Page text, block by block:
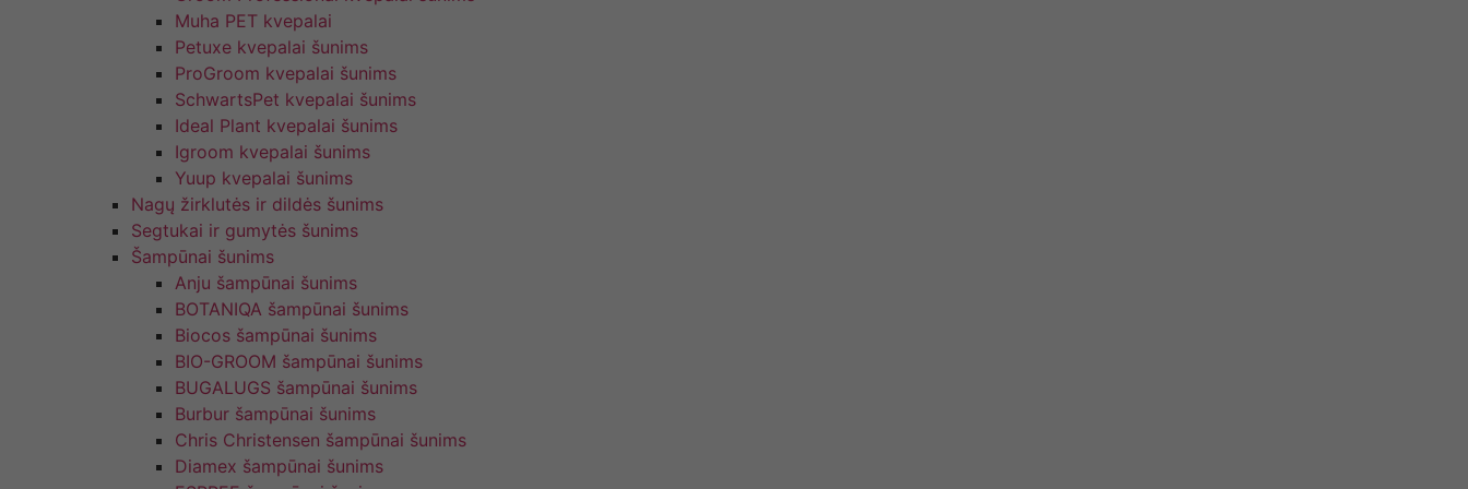
Muha PET kvepalai
Petuxe kvepalai šunims
ProGroom kvepalai šunims
SchwartsPet kvepalai šunims
Ideal Plant kvepalai šunims
Igroom kvepalai šunims
Yuup kvepalai šunims
Nagų žirklutės ir dildės šunims
Segtukai ir gumytės šunims
Šampūnai šunims
Anju šampūnai šunims
BOTANIQA šampūnai šunims
Biocos šampūnai šunims
BIO-GROOM šampūnai šunims
BUGALUGS šampūnai šunims
Burbur šampūnai šunims
Chris Christensen šampūnai šunims
Diamex šampūnai šunims